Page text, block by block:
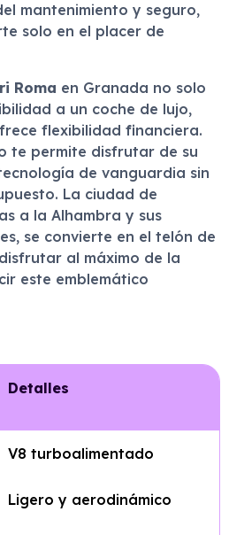
mantenimiento y seguro,
solo en el placer de
Roma en Granada no solo
a un coche de lujo,
flexibilidad financiera.
te permite disfrutar de su
de vanguardia sin
La ciudad de
a la Alhambra y sus
se convierte en el telón de
al máximo de la
este emblemático
Detalles
V8 turboalimentado
Ligero y aerodinámico